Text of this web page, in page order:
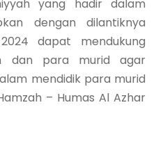
yang hadir dalam
dengan dilantiknya
dapat mendukung
dan para murid agar
mendidik para murid
– Humas Al Azhar